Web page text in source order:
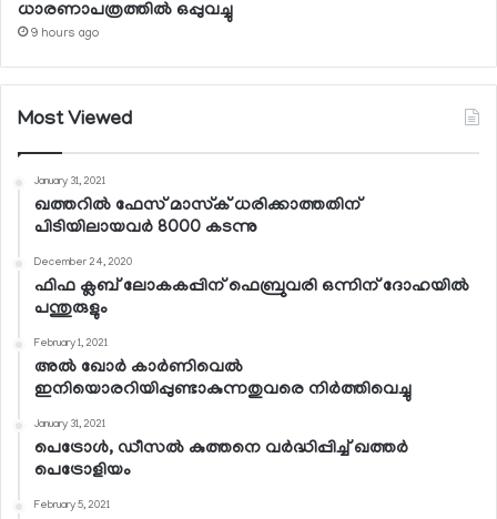
ധാരണാപത്രത്തില്‍ ഒപ്പുവച്ചു
9 hours ago
Most Viewed
January 31, 2021
ഖത്തറില്‍ ഫേസ് മാസ്‌ക് ധരിക്കാത്തതിന്
പിടിയിലായവര്‍ 8000 കടന്നു
December 24, 2020
ഫിഫ ക്ലബ് ലോകകപ്പിന് ഫെബ്രുവരി ഒന്നിന് ദോഹയില്‍
പന്തുരുളും
February 1, 2021
അല്‍ ഖോര്‍ കാര്‍ണിവെല്‍
ഇനിയൊരറിയിപ്പുണ്ടാകുന്നതുവരെ നിര്‍ത്തിവെച്ചു
January 31, 2021
പെട്രോള്‍, ഡീസല്‍ കുത്തനെ വര്‍ദ്ധിപ്പിച്ച് ഖത്തര്‍
പെട്രോളിയം
February 5, 2021